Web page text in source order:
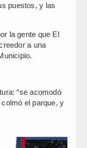
puestos, y las
la gente que El
a una
“se acomodó
el parque, y